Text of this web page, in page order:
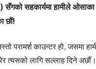
सहकार्यमा हामीले ओसाका
छौं!
परामर्श काउन्टर हो, जसमा
त्यसको लागि सल्लाह दिने